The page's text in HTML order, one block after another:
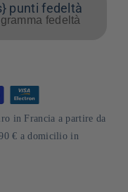
punti fedeltà
fedeltà
in Francia a partire da
€ a domicilio in